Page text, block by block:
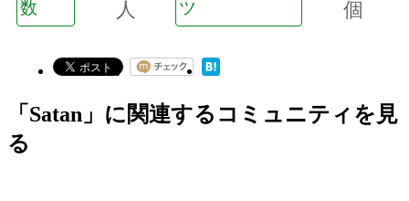
数
人
ツ
個
「Satan」に関連するコミュニティを見
る